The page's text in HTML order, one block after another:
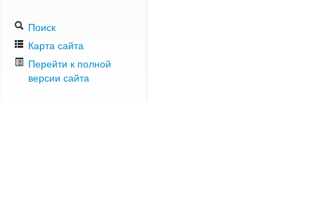
Поиск
Карта сайта
Перейти к полной
версии сайта